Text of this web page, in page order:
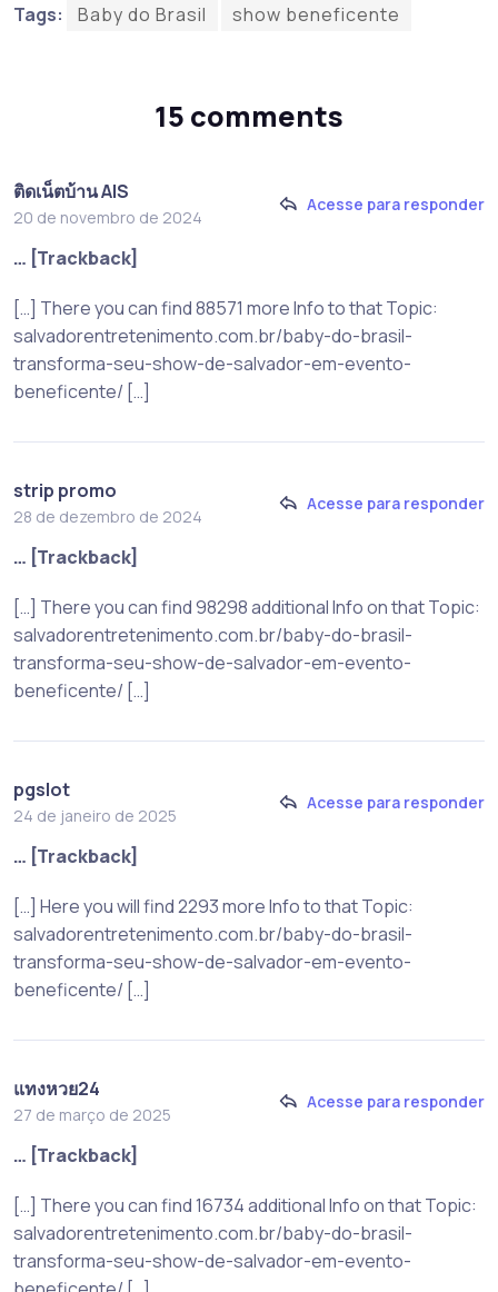
Tags: Baby do Brasil show beneficente
15 comments
ติดเน็ตบ้าน AIS
20 de novembro de 2024
Acesse para responder
… [Trackback]
[…] There you can find 88571 more Info to that Topic:
salvadorentretenimento.com.br/baby-do-brasil-
transforma-seu-show-de-salvador-em-evento-
beneficente/ […]
strip promo
28 de dezembro de 2024
Acesse para responder
… [Trackback]
[…] There you can find 98298 additional Info on that Topic:
salvadorentretenimento.com.br/baby-do-brasil-
transforma-seu-show-de-salvador-em-evento-
beneficente/ […]
pgslot
24 de janeiro de 2025
Acesse para responder
… [Trackback]
[…] Here you will find 2293 more Info to that Topic:
salvadorentretenimento.com.br/baby-do-brasil-
transforma-seu-show-de-salvador-em-evento-
beneficente/ […]
แทงหวย24
27 de março de 2025
Acesse para responder
… [Trackback]
[…] There you can find 16734 additional Info on that Topic:
salvadorentretenimento.com.br/baby-do-brasil-
transforma-seu-show-de-salvador-em-evento-